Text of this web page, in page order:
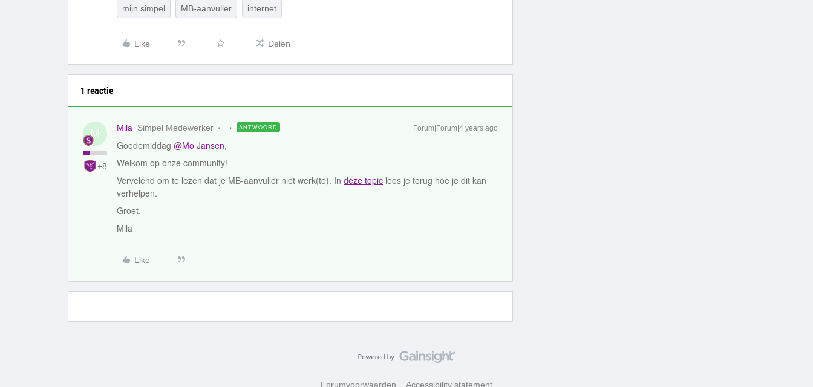
mijn simpel MB-aanvuller internet
Like Delen
1 reactie
M
+8
Mila Simpel Medewerker ANTWOORD Forum|Forum|4 years ago
Goedemiddag @Mo Jansen,
Welkom op onze community!
Vervelend om te lezen dat je MB-aanvuller niet werk(te). In deze topic lees je terug hoe je dit kan
verhelpen.
Groet,
Mila
Like
Forumvoorwaarden Accessibility statement